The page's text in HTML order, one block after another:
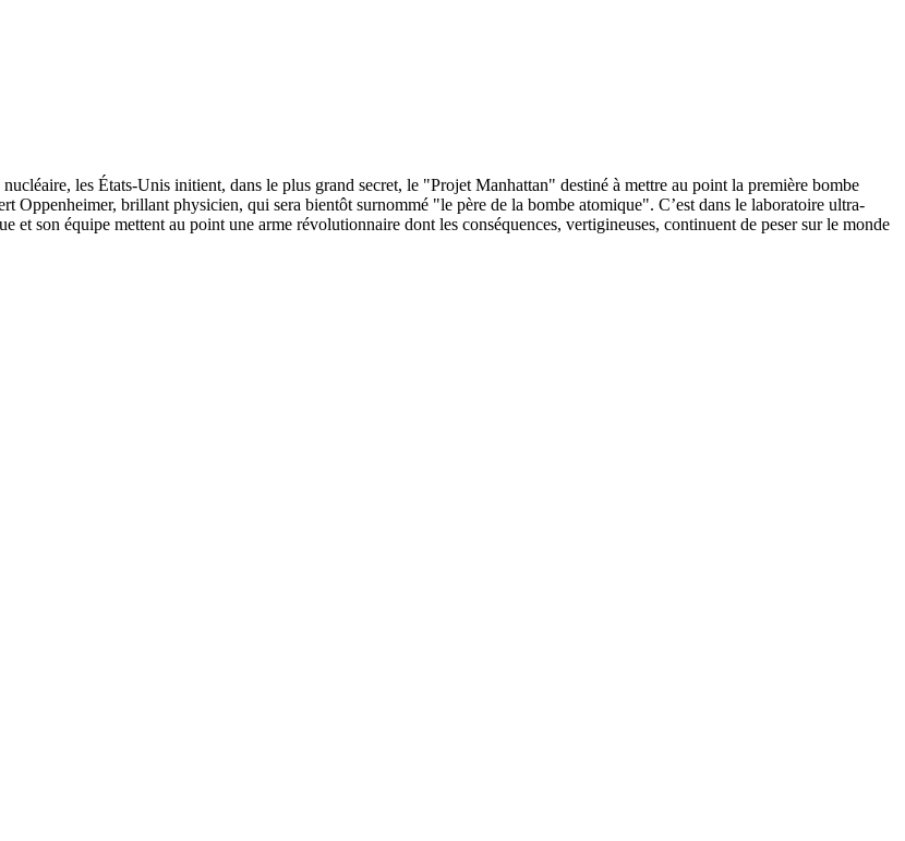
les États-Unis initient, dans le plus grand secret, le "Projet Manhattan" destiné à mettre au point la première bombe
Oppenheimer, brillant physicien, qui sera bientôt surnommé "le père de la bombe atomique". C’est dans le laboratoire ultra-
son équipe mettent au point une arme révolutionnaire dont les conséquences, vertigineuses, continuent de peser sur le monde